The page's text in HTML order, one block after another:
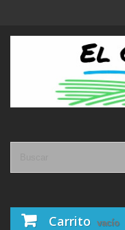
Carrito vacío